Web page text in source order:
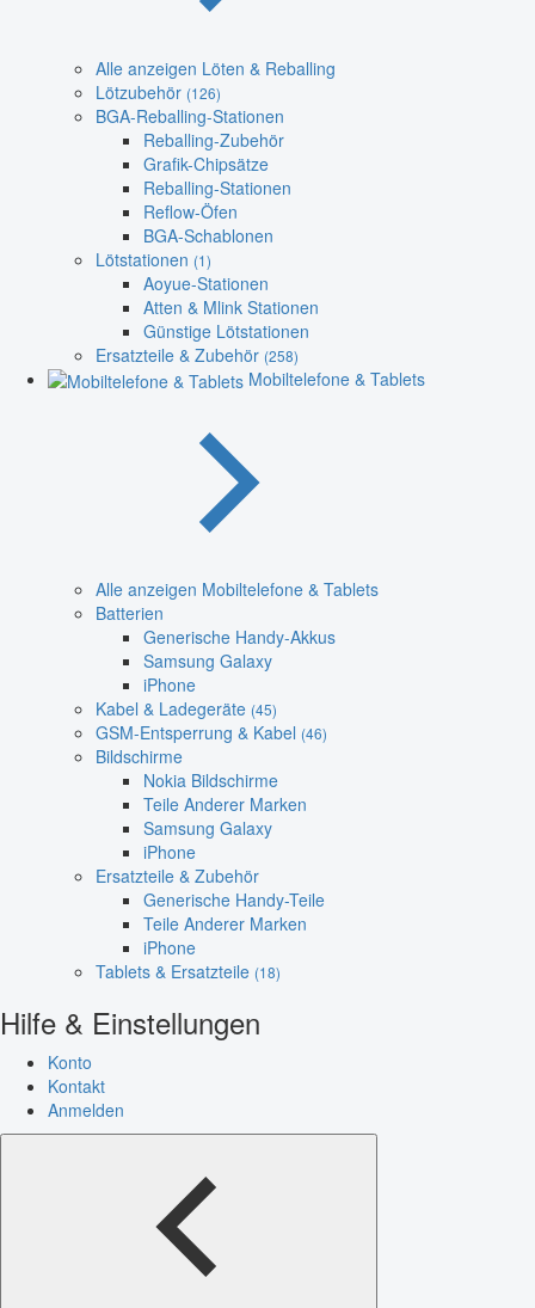
Alle anzeigen Löten & Reballing
Lötzubehör (126)
BGA-Reballing-Stationen
Reballing-Zubehör
Grafik-Chipsätze
Reballing-Stationen
Reflow-Öfen
BGA-Schablonen
Lötstationen (1)
Aoyue-Stationen
Atten & Mlink Stationen
Günstige Lötstationen
Ersatzteile & Zubehör (258)
Mobiltelefone & Tablets
Alle anzeigen Mobiltelefone & Tablets
Batterien
Generische Handy-Akkus
Samsung Galaxy
iPhone
Kabel & Ladegeräte (45)
GSM-Entsperrung & Kabel (46)
Bildschirme
Nokia Bildschirme
Teile Anderer Marken
Samsung Galaxy
iPhone
Ersatzteile & Zubehör
Generische Handy-Teile
Teile Anderer Marken
iPhone
Tablets & Ersatzteile (18)
Hilfe & Einstellungen
Konto
Kontakt
Anmelden